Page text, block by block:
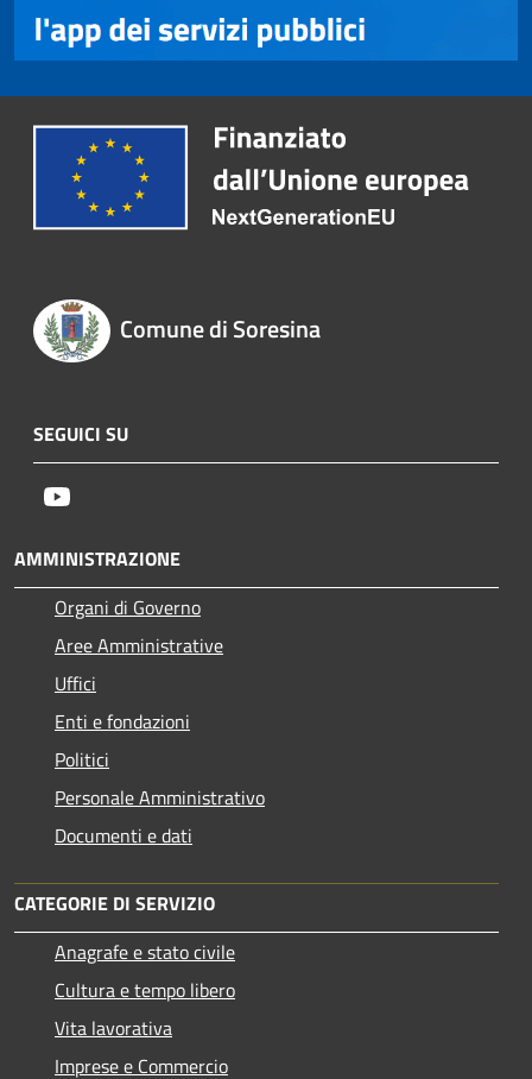
Comune di Soresina
SEGUICI SU
AMMINISTRAZIONE
Organi di Governo
Aree Amministrative
Uffici
Enti e fondazioni
Politici
Personale Amministrativo
Documenti e dati
CATEGORIE DI SERVIZIO
Anagrafe e stato civile
Cultura e tempo libero
Vita lavorativa
Imprese e Commercio